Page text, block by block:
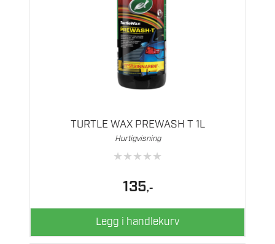
TURTLE WAX PREWASH T 1L
Hurtigvisning
★★★★★
135,-
Legg i handlekurv